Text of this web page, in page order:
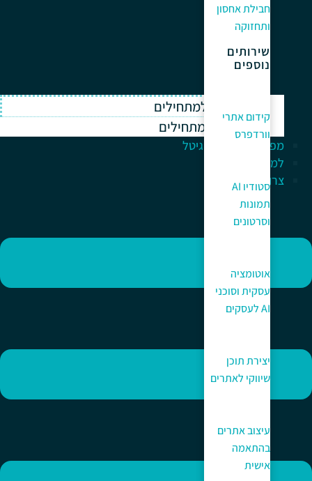
חבילת אחסון
ותחזוקה
שירותים
נוספים
קידום אתרי
וורדפרס
סטודיו AI
תמונות
וסרטונים
אוטומציה
עסקית וסוכני
AI לעסקים
יצירת תוכן
שיווקי לאתרים
עיצוב אתרים
בהתאמה
אישית
וורדפרס למתחילים
ווקומרס למתחילים
מפתח לעולם הדיגיטל
למה כאן?
צרו קשר